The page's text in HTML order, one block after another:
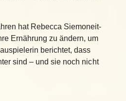
hat Rebecca Siemoneit-
Ernährung zu ändern, um
berichtet, dass
sind – und sie noch nicht